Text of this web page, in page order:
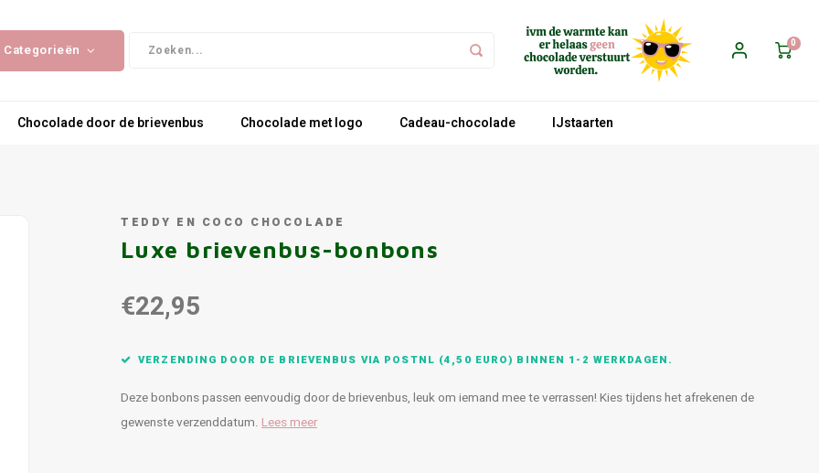
Categorieën 0
Chocolade door de brievenbus Chocolade met logo Cadeau-chocolade IJstaarten
TEDDY EN COCO CHOCOLADE
Luxe brievenbus-bonbons
€22,95
VERZENDING DOOR DE BRIEVENBUS VIA POSTNL (4,50 EURO) BINNEN 1-2 WERKDAGEN.
Deze bonbons passen eenvoudig door de brievenbus, leuk om iemand mee te verrassen! Kies tijdens het afrekenen de
gewenste verzenddatum. Lees meer